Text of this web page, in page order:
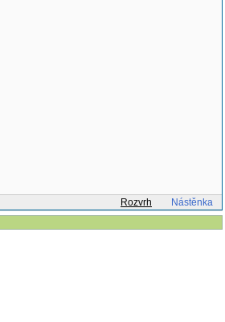
Rozvrh
Nástěnka